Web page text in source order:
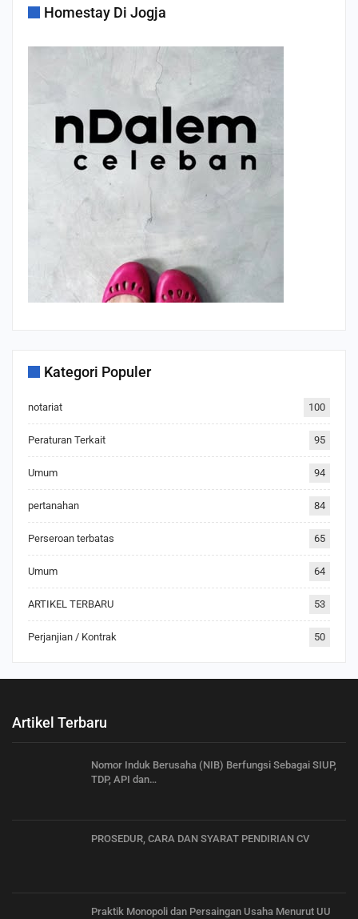
Homestay Di Jogja
Kategori Populer
notariat 100
Peraturan Terkait 95
Umum 94
pertanahan 84
Perseroan terbatas 65
Umum 64
ARTIKEL TERBARU 53
Perjanjian / Kontrak 50
Artikel Terbaru
Nomor Induk Berusaha (NIB) Berfungsi Sebagai SIUP,
TDP, API dan…
PROSEDUR, CARA DAN SYARAT PENDIRIAN CV
Praktik Monopoli dan Persaingan Usaha Menurut UU